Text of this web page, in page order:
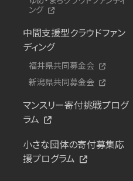
ング
中間支援型クラウドファン
ディング
福井県共同募金会
新潟県共同募金会
マンスリー寄付挑戦プログ
ラム
小さな団体の寄付募集応
援プログラム